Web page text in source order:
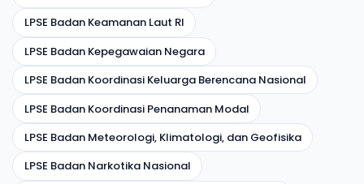
LPSE Badan Keamanan Laut RI
LPSE Badan Kepegawaian Negara
LPSE Badan Koordinasi Keluarga Berencana Nasional
LPSE Badan Koordinasi Penanaman Modal
LPSE Badan Meteorologi, Klimatologi, dan Geofisika
LPSE Badan Narkotika Nasional